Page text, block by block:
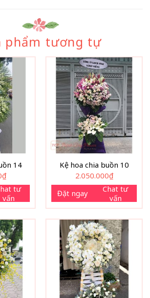
phẩm tương tự
14
₫
tư
vấn
Kệ hoa chia buồn 10
2.050.000₫
Đặt ngay
Chat tư
vấn